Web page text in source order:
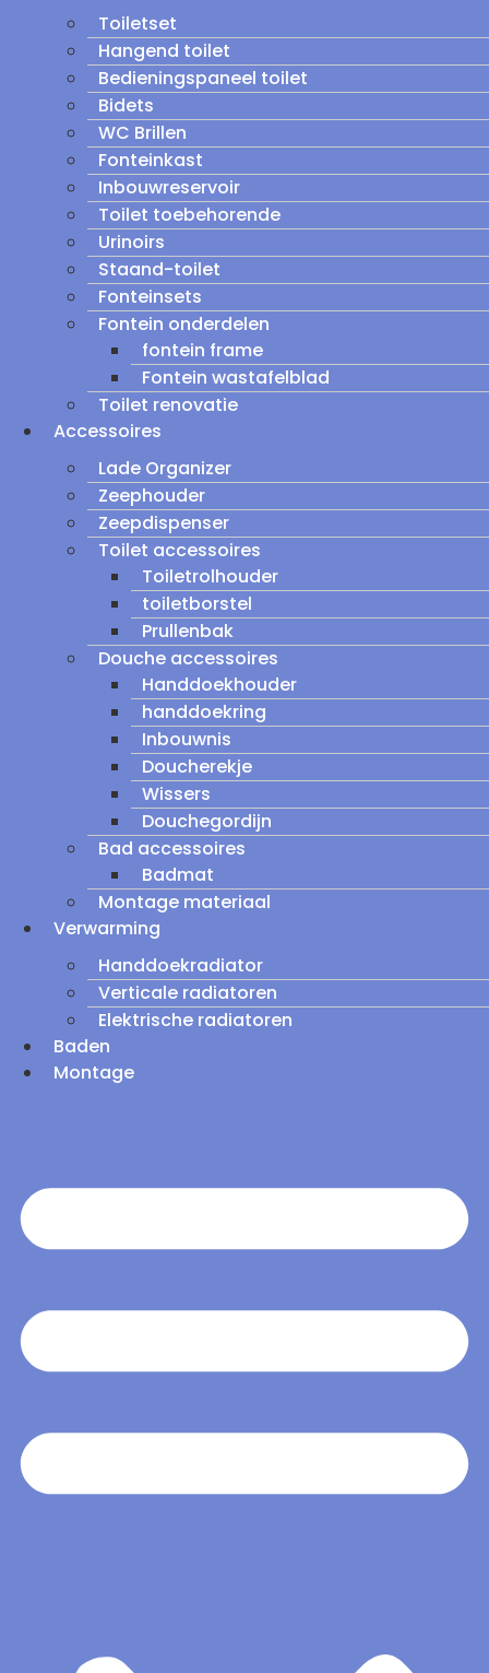
Toiletset
Hangend toilet
Bedieningspaneel toilet
Bidets
WC Brillen
Fonteinkast
Inbouwreservoir
Toilet toebehorende
Urinoirs
Staand-toilet
Fonteinsets
Fontein onderdelen
fontein frame
Fontein wastafelblad
Toilet renovatie
Accessoires
Lade Organizer
Zeephouder
Zeepdispenser
Toilet accessoires
Toiletrolhouder
toiletborstel
Prullenbak
Douche accessoires
Handdoekhouder
handdoekring
Inbouwnis
Doucherekje
Wissers
Douchegordijn
Bad accessoires
Badmat
Montage materiaal
Verwarming
Handdoekradiator
Verticale radiatoren
Elektrische radiatoren
Baden
Montage